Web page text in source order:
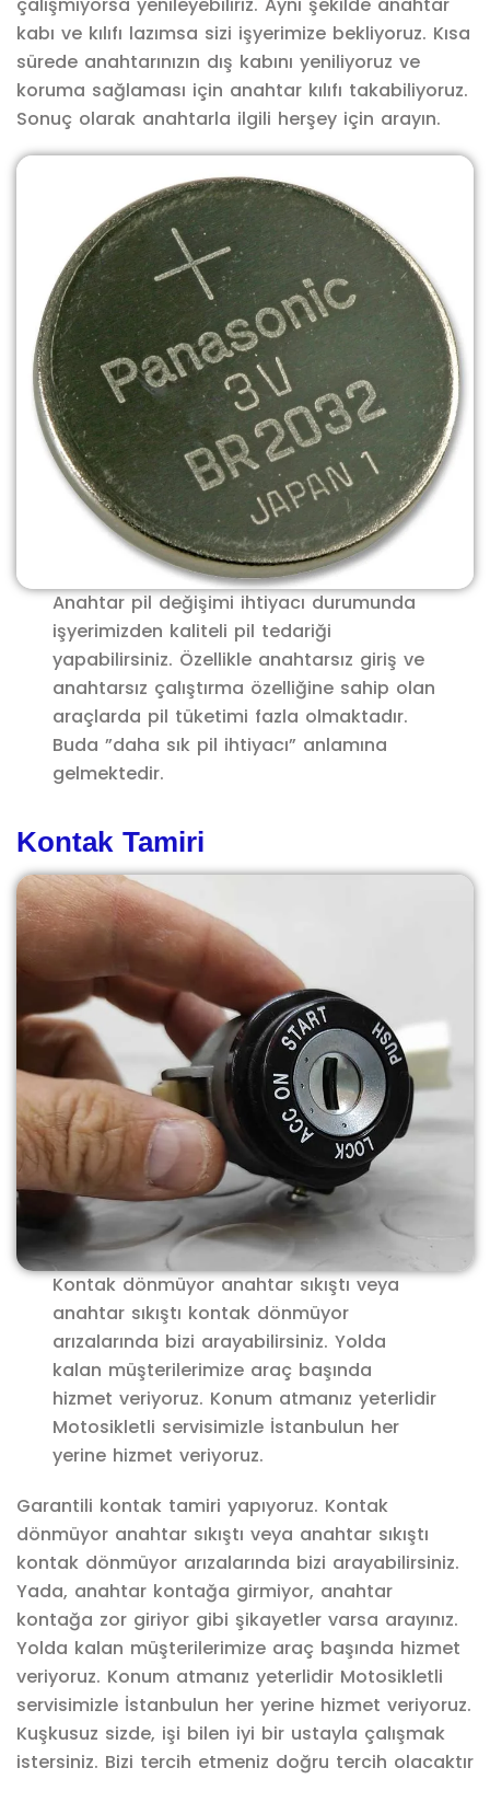
kabı ve kılıfı lazımsa sizi işyerimize bekliyoruz. Kısa
sürede anahtarınızın dış kabını yeniliyoruz ve
koruma sağlaması için anahtar kılıfı takabiliyoruz.
Sonuç olarak anahtarla ilgili herşey için arayın.
Anahtar pil değişimi ihtiyacı durumunda
işyerimizden kaliteli pil tedariği
yapabilirsiniz. Özellikle anahtarsız giriş ve
anahtarsız çalıştırma özelliğine sahip olan
araçlarda pil tüketimi fazla olmaktadır.
Buda ”daha sık pil ihtiyacı” anlamına
gelmektedir.
Kontak Tamiri
Kontak dönmüyor anahtar sıkıştı veya
anahtar sıkıştı kontak dönmüyor
arızalarında bizi arayabilirsiniz. Yolda
kalan müşterilerimize araç başında
hizmet veriyoruz. Konum atmanız yeterlidir
Motosikletli servisimizle İstanbulun her
yerine hizmet veriyoruz.
Garantili kontak tamiri yapıyoruz. Kontak
dönmüyor anahtar sıkıştı veya anahtar sıkıştı
kontak dönmüyor arızalarında bizi arayabilirsiniz.
Yada, anahtar kontağa girmiyor, anahtar
kontağa zor giriyor gibi şikayetler varsa arayınız.
Yolda kalan müşterilerimize araç başında hizmet
veriyoruz. Konum atmanız yeterlidir Motosikletli
servisimizle İstanbulun her yerine hizmet veriyoruz.
Kuşkusuz sizde, işi bilen iyi bir ustayla çalışmak
istersiniz. Bizi tercih etmeniz doğru tercih olacaktır